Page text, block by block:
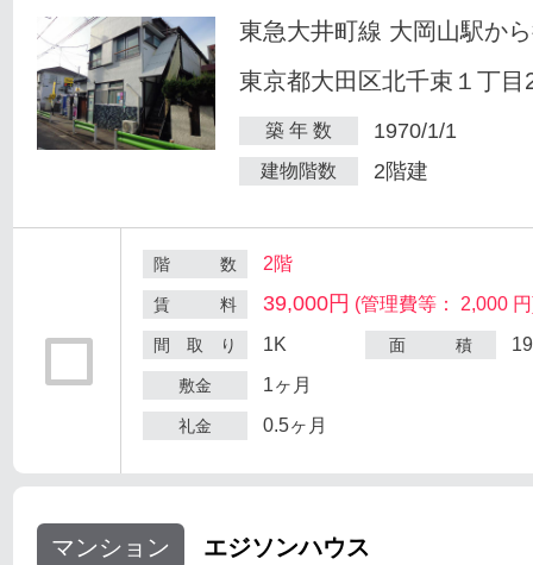
東急大井町線 大岡山駅か
東京都大田区北千束１丁目
築 年 数 1970/1/1
建物階数 2階建
階 数 2階
賃 料 39,000円 (管理費等： 2,000
間 取 り 1K 面 積
敷金 1ヶ月
礼金 0.5ヶ月
マンション エジソンハウス